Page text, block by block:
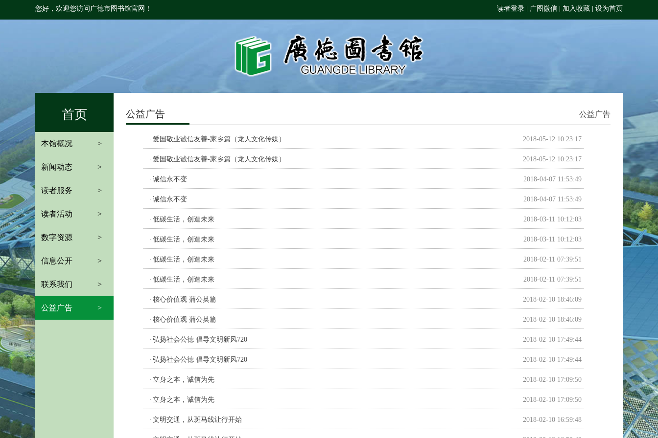
您好，欢迎您访问广德市图书馆官网！ 读者登录 广图微信 加入收藏 设为首页
首页
本馆概况 >
新闻动态 >
读者服务 >
读者活动 >
数字资源 >
信息公开 >
联系我们 >
公益广告 >
公益广告 公益广告
· 爱国敬业诚信友善-家乡篇（龙人文化传媒） 2018-05-12 10:23:17
· 爱国敬业诚信友善-家乡篇（龙人文化传媒） 2018-05-12 10:23:17
· 诚信永不变 2018-04-07 11:53:49
· 诚信永不变 2018-04-07 11:53:49
· 低碳生活，创造未来 2018-03-11 10:12:03
· 低碳生活，创造未来 2018-03-11 10:12:03
· 低碳生活，创造未来 2018-02-11 07:39:51
· 低碳生活，创造未来 2018-02-11 07:39:51
· 核心价值观 蒲公英篇 2018-02-10 18:46:09
· 核心价值观 蒲公英篇 2018-02-10 18:46:09
· 弘扬社会公德 倡导文明新风720 2018-02-10 17:49:44
· 弘扬社会公德 倡导文明新风720 2018-02-10 17:49:44
· 立身之本，诚信为先 2018-02-10 17:09:50
· 立身之本，诚信为先 2018-02-10 17:09:50
· 文明交通，从斑马线让行开始 2018-02-10 16:59:48